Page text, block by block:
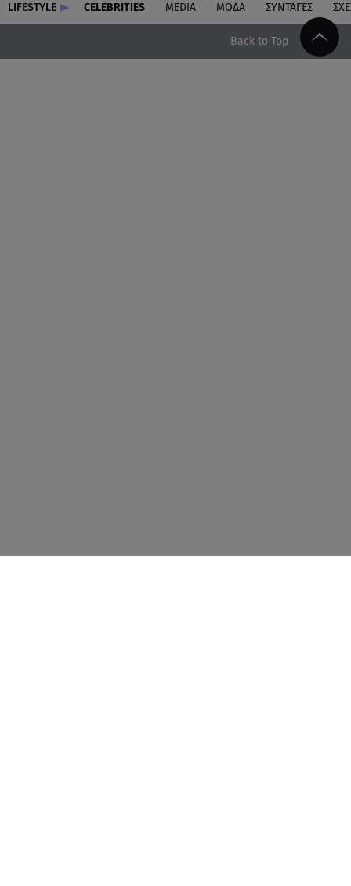
LIFESTYLE CELEBRITIES MEDIA ΜΟΔΑ ΣΥΝΤΑΓΕΣ
Back to Top